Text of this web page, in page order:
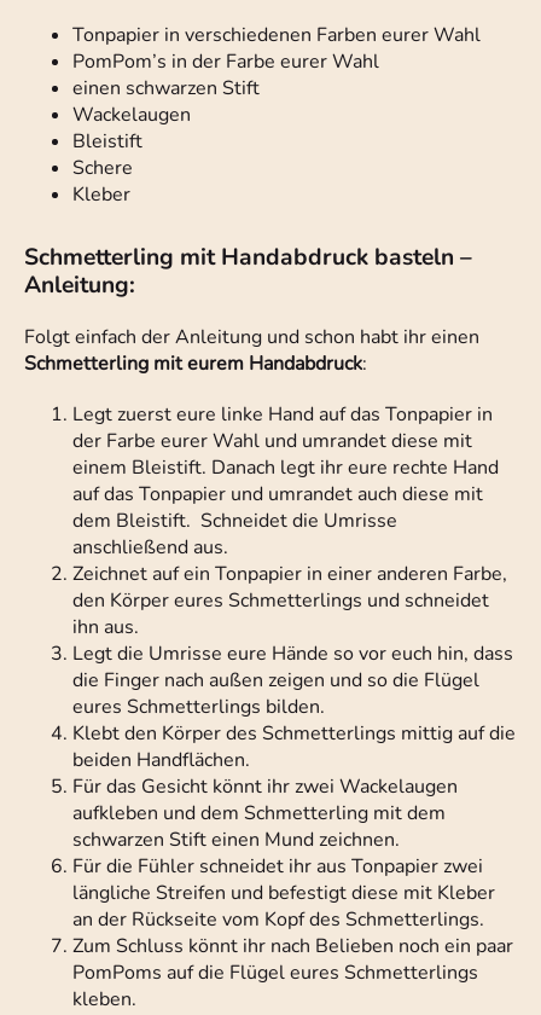
Tonpapier in verschiedenen Farben eurer Wahl
PomPom’s in der Farbe eurer Wahl
einen schwarzen Stift
Wackelaugen
Bleistift
Schere
Kleber
Schmetterling mit Handabdruck basteln –
Anleitung:
Folgt einfach der Anleitung und schon habt ihr einen
Schmetterling mit eurem Handabdruck:
Legt zuerst eure linke Hand auf das Tonpapier in
der Farbe eurer Wahl und umrandet diese mit
einem Bleistift. Danach legt ihr eure rechte Hand
auf das Tonpapier und umrandet auch diese mit
dem Bleistift. Schneidet die Umrisse
anschließend aus.
Zeichnet auf ein Tonpapier in einer anderen Farbe,
den Körper eures Schmetterlings und schneidet
ihn aus.
Legt die Umrisse eure Hände so vor euch hin, dass
die Finger nach außen zeigen und so die Flügel
eures Schmetterlings bilden.
Klebt den Körper des Schmetterlings mittig auf die
beiden Handflächen.
Für das Gesicht könnt ihr zwei Wackelaugen
aufkleben und dem Schmetterling mit dem
schwarzen Stift einen Mund zeichnen.
Für die Fühler schneidet ihr aus Tonpapier zwei
längliche Streifen und befestigt diese mit Kleber
an der Rückseite vom Kopf des Schmetterlings.
Zum Schluss könnt ihr nach Belieben noch ein paar
PomPoms auf die Flügel eures Schmetterlings
kleben.